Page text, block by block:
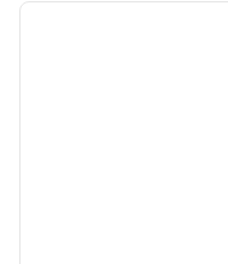
1 de 12